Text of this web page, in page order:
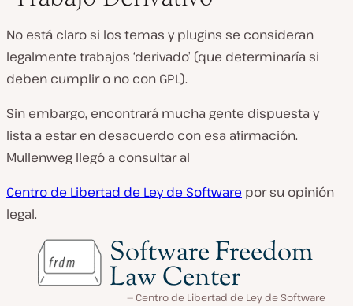
No está claro si los temas y plugins se consideran
legalmente trabajos ‘derivado’ (que determinaría si
deben cumplir o no con GPL).
Sin embargo, encontrará mucha gente dispuesta y
lista a estar en desacuerdo con esa afirmación.
Mullenweg llegó a consultar al
Centro de Libertad de Ley de Software por su opinión
legal.
Centro de Libertad de Ley de Software